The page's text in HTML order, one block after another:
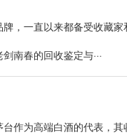
，一直以来都备受收藏
南春的回收鉴定与···
作为高端白酒的代表，